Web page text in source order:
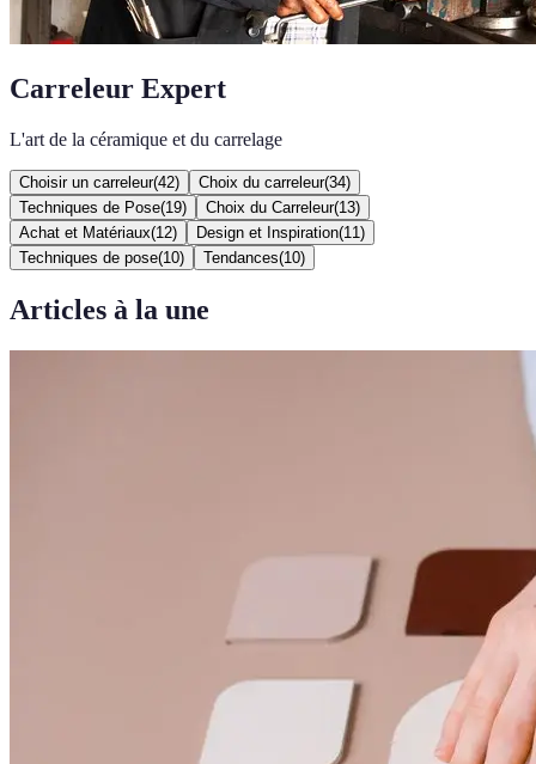
Carreleur Expert
L'art de la céramique et du carrelage
Choisir un carreleur(42) Choix du carreleur(34)
Techniques de Pose(19) Choix du Carreleur(13)
Achat et Matériaux(12) Design et Inspiration(11 )
Techniques de pose(10) Tendances(10)
Articles à la une